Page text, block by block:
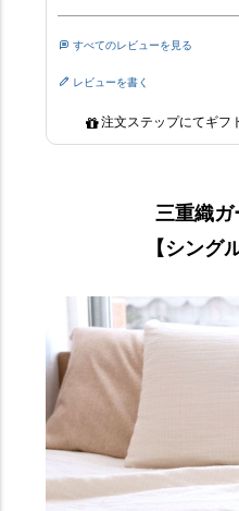
三重織ガ
【シング
すべてのレビューを見る
レビューを書く
注文ステップにてギフ